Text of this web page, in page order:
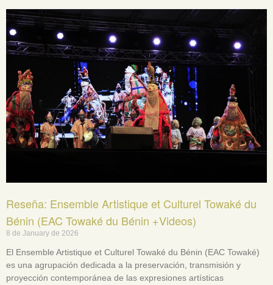
Reseña: Ensemble Artistique et Culturel Towaké du
Bénin (EAC Towaké du Bénin +Videos)
8 de January de 2026
El Ensemble Artistique et Culturel Towaké du Bénin (EAC Towaké)
es una agrupación dedicada a la preservación, transmisión y
proyección contemporánea de las expresiones artísticas